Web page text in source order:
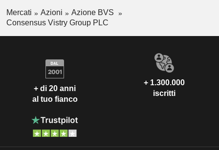
Mercati Azioni
Azione BVS
Consensus Vistry Group PLC
+ di 20 anni
al tuo fianco
+ 1.300.000
iscritti